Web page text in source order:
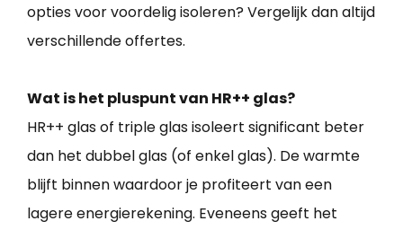
opties voor voordelig isoleren? Vergelijk dan altijd
verschillende offertes.
Wat is het pluspunt van HR++ glas?
HR++ glas of triple glas isoleert significant beter
dan het dubbel glas (of enkel glas). De warmte
blijft binnen waardoor je profiteert van een
lagere energierekening. Eveneens geeft het